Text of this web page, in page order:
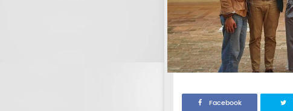
Facebook